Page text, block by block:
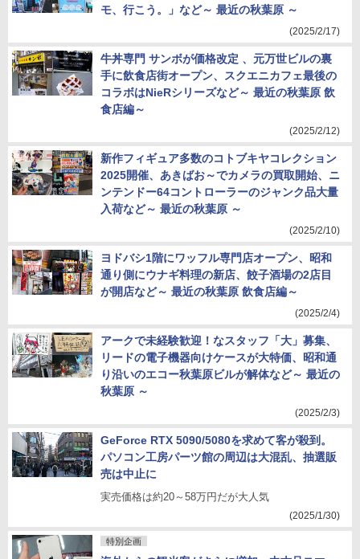
モ、行こう。」など～ 最近の秋葉原 ～
(2025/2/17)
牛丼専門 サンボが価格改定 、元万世ビルの裏
手に飲食店街オープン、スクエニカフェ最後の
コラボはNieRシリーズなど～ 最近の秋葉原 飲
食店編～
(2025/2/12)
新作フィギュア多数のコトブキヤコレクション
2025開催、あきばお～でカメラの買取開始、ニ
ンテンドー64コントローラーのジャンク品大量
入荷など～ 最近の秋葉原 ～
(2025/2/10)
ヨドバシ1階にワッフル専門店オープン、昭和
通り側にウナギ料理の新店、餃子酒場の2店目
が開店など～ 最近の秋葉原 飲食店編～
(2025/2/4)
アークで未経験歓迎！なスタッフ「大」募集、
リードの電子機器向けケースが大特価、昭和通
り沿いのエコー秋葉原ビルが解体など～ 最近の
秋葉原 ～
(2025/2/3)
GeForce RTX 5090/5080を求めて客が殺到。
パソコン工房パーツ館の周辺は大混乱、抽選販
売は中止に
実売価格は約20～58万円だが大人気
(2025/1/30)
特別企画